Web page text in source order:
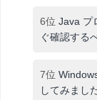
6位 Java プ
ぐ確認する
7位
してみまし